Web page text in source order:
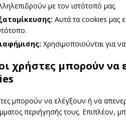
με τον ιστότοπό μας.
Αυτά τα cookies μας
Χρησιμοποιούνται για
χρήστες μπορούν να
μπορούν να ελέγξουν ή να
περιήγησής τους. Επιπλέον,